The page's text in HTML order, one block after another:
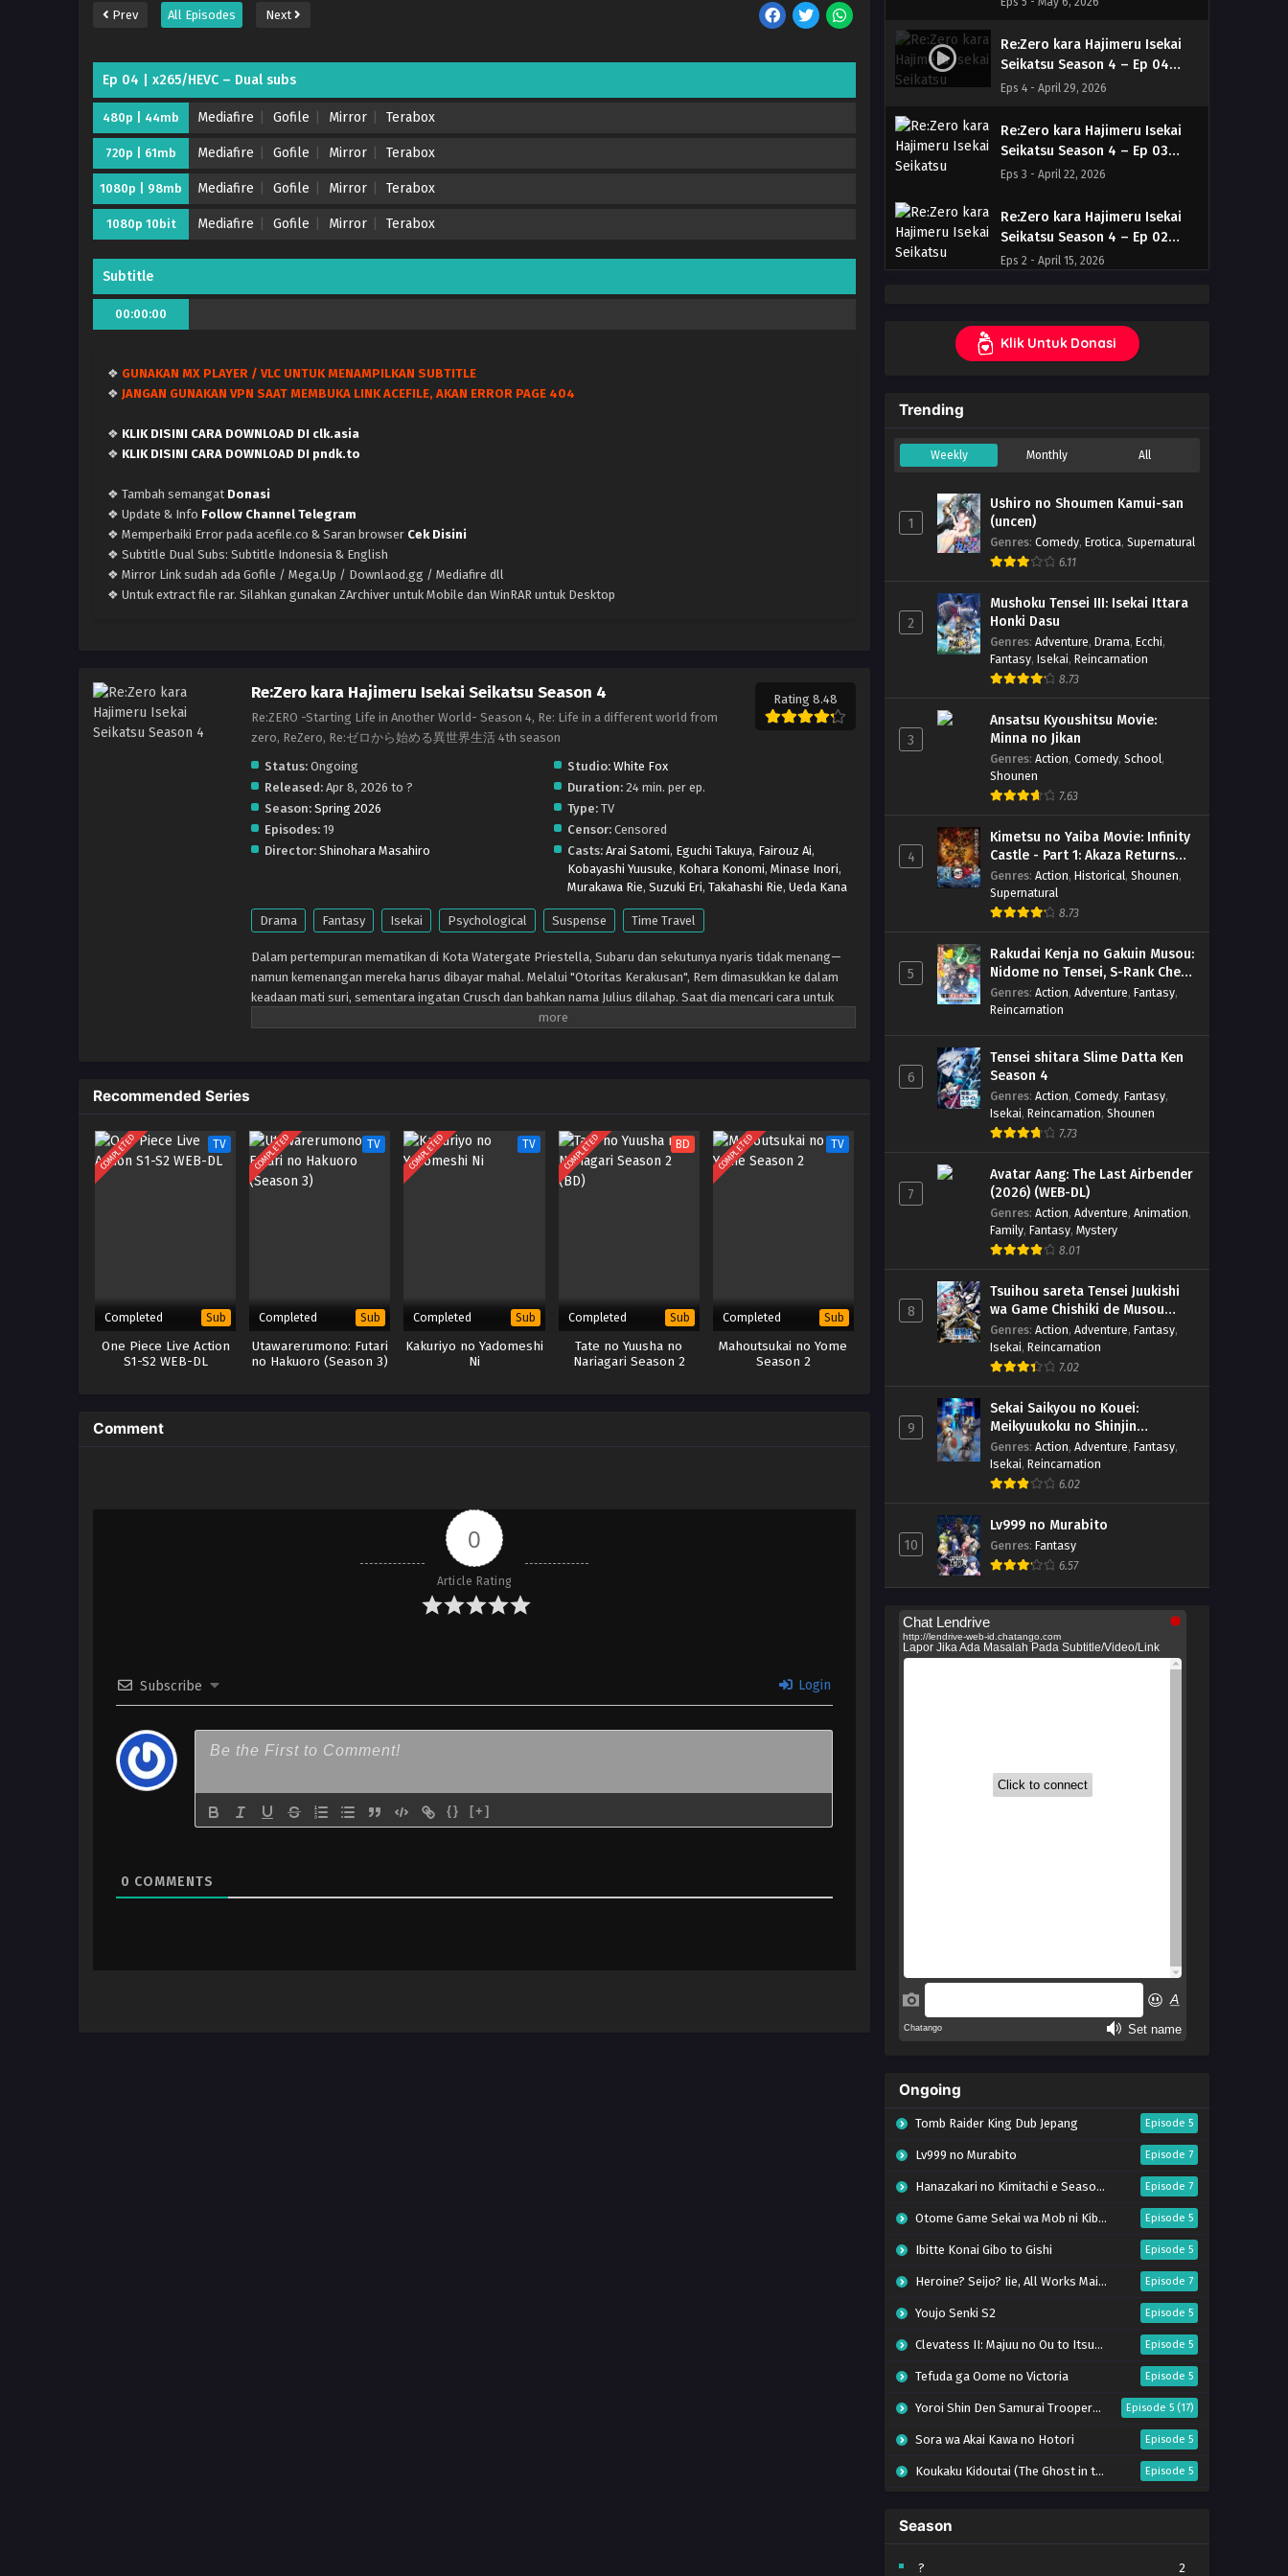
Prev All Episodes Next
Ep 04 | x265/HEVC – Dual subs
480p | 44mb Mediafire Gofile Mirror Terabox
720p | 61mb Mediafire Gofile Mirror Terabox
1080p | 98mb Mediafire Gofile Mirror Terabox
1080p 10bit Mediafire Gofile Mirror Terabox
Subtitle
00:00:00
❖ GUNAKAN MX PLAYER / VLC UNTUK MENAMPILKAN SUBTITLE
❖ JANGAN GUNAKAN VPN SAAT MEMBUKA LINK ACEFILE, AKAN ERROR PAGE 404
❖ KLIK DISINI CARA DOWNLOAD DI clk.asia
❖ KLIK DISINI CARA DOWNLOAD DI pndk.to
❖ Tambah semangat Donasi
❖ Update & Info Follow Channel Telegram
❖ Memperbaiki Error pada acefile.co & Saran browser Cek Disini
❖ Subtitle Dual Subs: Subtitle Indonesia & English
❖ Mirror Link sudah ada Gofile / Mega.Up / Downlaod.gg / Mediafire dll
❖ Untuk extract file rar. Silahkan gunakan ZArchiver untuk Mobile dan WinRAR untuk Desktop
Re:Zero kara Hajimeru Isekai Seikatsu Season 4
Re:ZERO -Starting Life in Another World- Season 4, Re: Life in a different world from
zero, ReZero, Re:ゼロから始める異世界生活 4th season
Rating 8.48
Status: Ongoing Studio: White Fox
Released: Apr 8, 2026 to ? Duration:24 min. per ep.
Season: Spring 2026 Type:TV
Episodes: 19 Censor:Censored
Director: Shinohara Masahiro Casts: Arai Satomi, Eguchi Takuya, Fairouz Ai,
Kobayashi Yuusuke, Kohara Konomi, Minase Inori,
Murakawa Rie, Suzuki Eri, Takahashi Rie, Ueda Kana
Drama Fantasy Isekai Psychological Suspense Time Travel
Dalam pertempuran mematikan di Kota Watergate Priestella, Subaru dan sekutunya nyaris tidak menang—
namun kemenangan mereka harus dibayar mahal. Melalui "Otoritas Kerakusan", Rem dimasukkan ke dalam
keadaan mati suri, sementara ingatan Crusch dan bahkan nama Julius dilahap. Saat dia mencari cara untuk
menyelamatkan mereka, Subaru mengetahui tentang "orang bijak" Shaula—makhluk serba bisa yang
depan. Bersama teman-temannya, Subaru memulai perjalanan yang mempertaruhkan nyawanya untuk
mendapatkan kembali apa yang telah hilang.
Recommended Series
COMPLETED TV
Completed Sub
One Piece Live Action
S1-S2 WEB-DL
COMPLETED TV
Completed Sub
Utawarerumono: Futari
no Hakuoro (Season 3)
COMPLETED TV
Completed Sub
Kakuriyo no Yadomeshi
Ni
COMPLETED BD
Completed Sub
Tate no Yuusha no
Nariagari Season 2
COMPLETED TV
Completed Sub
Mahoutsukai no Yome
Season 2
Comment
0
Article Rating
Subscribe Login
{} [+]
0 COMMENTS
Re:Zero kara Hajimeru Isekai
Seikatsu Season 4 – Ep 04
(Dual subs) x265/HEVC Subtitle
Eps 4 - April 29, 2026
Re:Zero kara Hajimeru Isekai
Seikatsu Season 4 – Ep 03
(Dual subs) x265/HEVC Subtitle
Eps 3 - April 22, 2026
Re:Zero kara Hajimeru Isekai
Seikatsu Season 4 – Ep 02
(Dual subs) x265/HEVC Subtitle
Eps 2 - April 15, 2026
Seikatsu Season 4 – Ep 01
(Dual subs) x265/HEVC Subtitle
Indonesia & English
Eps 1 - April 8, 2026
Klik Untuk Donasi
Trending
Weekly Monthly All
1
Ushiro no Shoumen Kamui-san
(uncen)
Genres: Comedy, Erotica, Supernatural
6.11
2
Mushoku Tensei III: Isekai Ittara
Honki Dasu
Genres: Adventure, Drama, Ecchi,
Fantasy, Isekai, Reincarnation
8.73
3
Ansatsu Kyoushitsu Movie:
Minna no Jikan
Genres: Action, Comedy, School,
Shounen
7.63
4
Kimetsu no Yaiba Movie: Infinity
Castle - Part 1: Akaza Returns
(BD)
Genres: Action, Historical, Shounen,
Supernatural
8.73
5
Rakudai Kenja no Gakuin Musou:
Nidome no Tensei, S-Rank Cheat
Majutsushi Boukenroku
Genres: Action, Adventure, Fantasy,
Reincarnation
6
Tensei shitara Slime Datta Ken
Season 4
Genres: Action, Comedy, Fantasy,
Isekai, Reincarnation, Shounen
7.73
7
Avatar Aang: The Last Airbender
(2026) (WEB-DL)
Genres: Action, Adventure, Animation,
Family, Fantasy, Mystery
8.01
8
Tsuihou sareta Tensei Juukishi
wa Game Chishiki de Musou
suru
Genres: Action, Adventure, Fantasy,
Isekai, Reincarnation
7.02
9
Sekai Saikyou no Kouei:
Meikyuukoku no Shinjin
Tansakusha
Genres: Action, Adventure, Fantasy,
Isekai, Reincarnation
6.02
10
Lv999 no Murabito
Genres: Fantasy
6.57
Ongoing
Tomb Raider King Dub Jepang Episode 5
Lv999 no Murabito Episode 7
Hanazakari no Kimitachi e Season 2 Episode 7
Otome Game Sekai wa Mob ni Kibishii Sekai desu 2 Episode 5
Ibitte Konai Gibo to Gishi Episode 5
Heroine? Seijo? Iie, All Works Maid desu (Hokori)! Episode 7
Youjo Senki S2 Episode 5
Clevatess II: Majuu no Ou to Itsuwari no Yuusha Denshou Episode 5
Tefuda ga Oome no Victoria Episode 5
Yoroi Shin Den Samurai Troopers Part 2 Episode 5 (17)
Sora wa Akai Kawa no Hotori Episode 5
Koukaku Kidoutai (The Ghost in the Shell) Episode 5
Tai-Ari deshita. Ojousama wa Kakutou Game nante Shinai
World Is Dancing Episode 6
Season
?
2